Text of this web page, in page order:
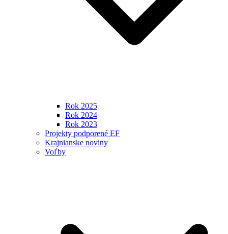
Rok 2025
Rok 2024
Rok 2023
Projekty podporené EF
Krajnianske noviny
Voľby